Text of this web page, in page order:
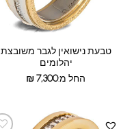
טבעת נישואין לגבר משובצת
יהלומים
החל מ:
₪7,300